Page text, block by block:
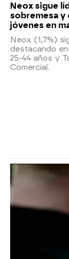
Neox sigue
sobremesa y
jóvenes en
Neox (1,7%)
destacando
25-44 años y
Comercial.